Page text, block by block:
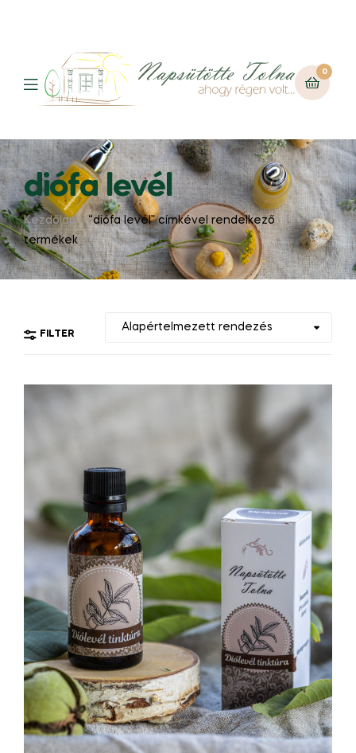
0
diófa levél
Kezdőlap
“diófa levél” címkével rendelkező
termékek
FILTER